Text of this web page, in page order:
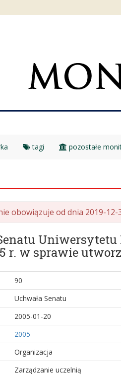
tagi pozostałe
obowiązuje od dnia 2019-12-
r. w sprawie
90
Uchwała Senatu
2005-01-20
2005
Organizacja
Zarządzanie uczelnią